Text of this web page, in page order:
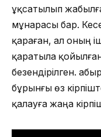
ұқсатылып
мұнарасы бар.
қараған, ал оның
қаратыла
безендірілген.
бұрынғы өз
қалауға жаңа